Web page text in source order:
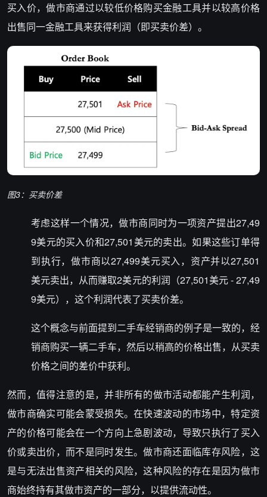
买入价，做市商通过以较低价格购买金融工具并以较高价格
出售同一金融工具来获得利润（即买卖价差）。
图3：买卖价差
考虑这样一个情况，做市商同时为一项资产提出27,49
9美元的买入价和27,501美元的卖出。如果这些订单得
到执行，做市商以27,499美元买入，资产并以27,501
美元卖出，从而赚取2美元的利润（27,501美元 - 27,49
9美元），这个利润代表了买卖价差。
这个概念与前面提到二手车经销商的例子是一致的，经
销商购买一辆二手车，然后以稍高的价格出售，从买卖
价格之间的差价中获利。
然而，值得注意的是，并非所有的做市活动都能产生利润，
做市商确实可能会蒙受损失。在快速波动的市场中，特定资
产的价格可能会在一个方向上急剧波动，导致只执行了买入
价或卖出价，而不是同时发生。做市商还面临库存风险，这
是与无法出售资产相关的风险，这种风险的存在是因为做市
商始终持有其做市资产的一部分，以提供流动性。